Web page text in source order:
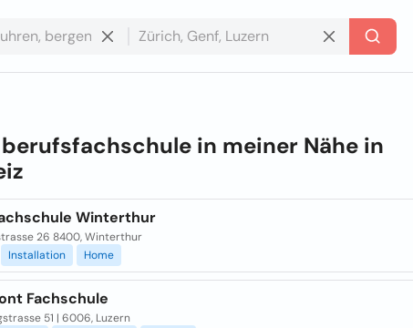
berufsfachschule in meiner Nähe in
Winterthur
26 8400, Winterthur
Installation Home
Fachschule
51 | 6006, Luzern